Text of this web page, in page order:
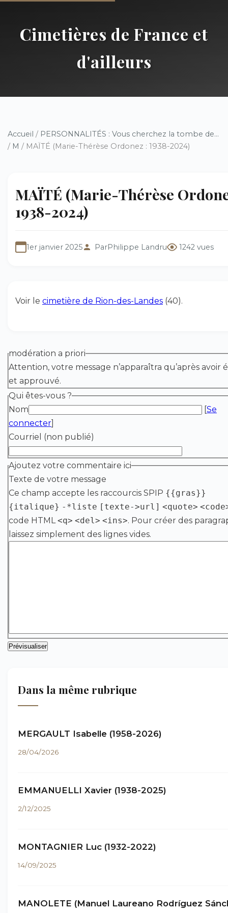
Cimetières de France et
d'ailleurs
Accueil / PERSONNALITÉS : Vous cherchez la tombe de...
/ M / MAÏTÉ (Marie-Thérèse Ordonez : 1938-2024)
MAÏTÉ (Marie-Thérèse
1938-2024)
1er janvier 2025 ParPhilippe Landru 1242 vues
Voir le cimetière de Rion-des-Landes (40).
modération a priori
Attention, votre message n’apparaîtra qu’après avoir
et approuvé.
Qui êtes-vous ?
Nom
[Se
connecter]
Courriel (non publié)
Ajoutez votre commentaire ici
Texte de votre message
Ce champ accepte les raccourcis SPIP {{gras}}
{italique} -*liste [texte->url] <quote>
code HTML<q> <del> <ins>. Pour créer des
laissez simplement des lignes vides.
Dans la même rubrique
MERGAULT Isabelle (1958-2026)
28/04/2026
EMMANUELLI Xavier (1938-2025)
2/12/2025
MONTAGNIER Luc (1932-2022)
14/09/2025
MANOLETE (Manuel Laureano Rodríguez